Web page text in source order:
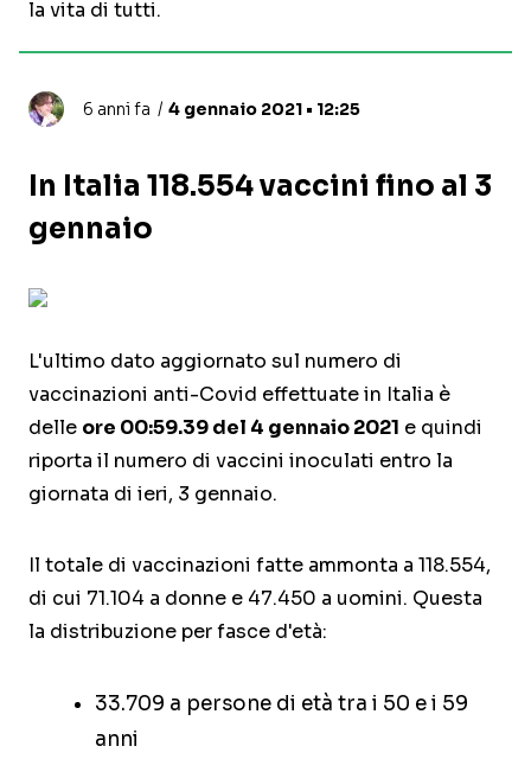
la vita di tutti.
6 anni fa 4 gennaio 2021 • 12:25
In Italia 118.554 vaccini fino al 3
gennaio
L'ultimo dato aggiornato sul numero di
vaccinazioni anti-Covid effettuate in Italia è
delle ore 00:59.39 del 4 gennaio 2021 e quindi
riporta il numero di vaccini inoculati entro la
giornata di ieri, 3 gennaio.
Il totale di vaccinazioni fatte ammonta a 118.554,
di cui 71.104 a donne e 47.450 a uomini. Questa
la distribuzione per fasce d'età:
33.709 a persone di età tra i 50 e i 59
anni